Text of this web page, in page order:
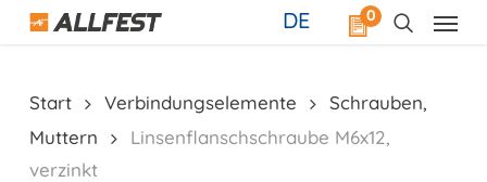
Skip
0
DE
Start Verbindungselemente
Schrauben,
Muttern
Linsenflanschschraube M6x12,
verzinkt